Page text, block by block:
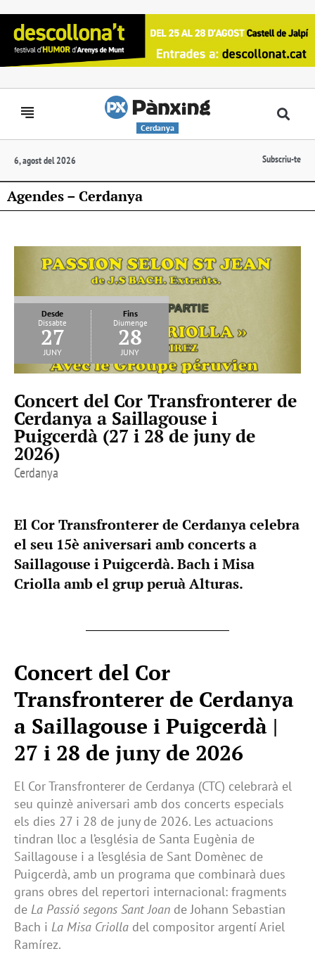
Cerdanya
6, agost del 2026 Subscriu-te
Agendes – Cerdanya
Desde
Dissabte
27
juny
Fins
Diumenge
28
juny
Concert del Cor Transfronterer de
Cerdanya a Saillagouse i
Puigcerdà (27 i 28 de juny de
2026)
Cerdanya
El Cor Transfronterer de Cerdanya celebra
el seu 15è aniversari amb concerts a
Saillagouse i Puigcerdà. Bach i Misa
Criolla amb el grup peruà Alturas.
Concert del Cor
Transfronterer de Cerdanya
a Saillagouse i Puigcerdà |
27 i 28 de juny de 2026
El Cor Transfronterer de Cerdanya (CTC) celebrarà el
seu quinzè aniversari amb dos concerts especials
els dies 27 i 28 de juny de 2026. Les actuacions
tindran lloc a l’església de Santa Eugènia de
Saillagouse i a l’església de Sant Domènec de
Puigcerdà, amb un programa que combinarà dues
grans obres del repertori internacional: fragments
de La Passió segons Sant Joan de Johann Sebastian
Bach i La Misa Criolla del compositor argentí Ariel
Ramírez.